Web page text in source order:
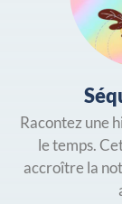
Racontez une
le temps.
accroître la